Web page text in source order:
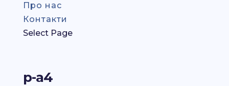
Про нас
Контакти
Select Page
p-a4